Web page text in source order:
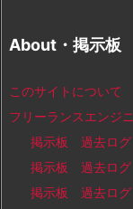
About・掲示板
このサイトについて
フリーランスエンジ
掲示板 過去ログ
掲示板 過去ログ
掲示板 過去ログ